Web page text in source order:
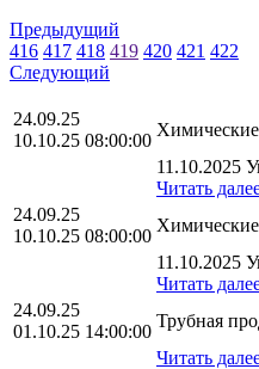
Предыдущий
416 417 418 419 420 421 422
Следующий
24.09.25
10.10.25 08:00:00
11.10.2025
Читать
24.09.25
10.10.25 08:00:00
11.10.2025
Читать
24.09.25
01.10.25 14:00:00
Трубная
Читать